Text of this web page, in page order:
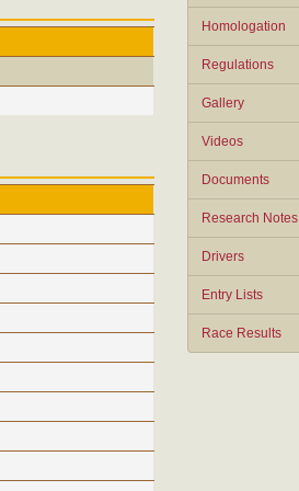
Homologation
Regulations
Gallery
Videos
Documents
Research Notes
Drivers
Entry Lists
Race Results